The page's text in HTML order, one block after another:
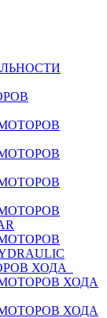
ХОДА
ХОДА
ХОДА